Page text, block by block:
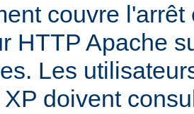
couvre
HTTP Apache
Les
XP doivent